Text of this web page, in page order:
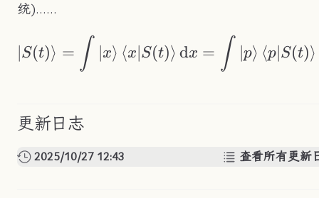
统)……
∣S(t)⟩ = ∫ ∣x⟩ ⟨x∣S(t)⟩ dx = ∫ ∣p⟩ ⟨p∣S(t)⟩
更新日志
2025/10/27 12:43 查看所有更新